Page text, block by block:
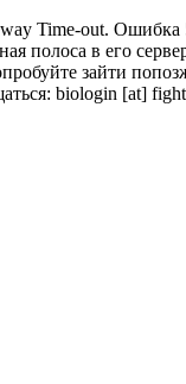
Time-out. Ошибка
полоса в его
зайти
biologin [at]